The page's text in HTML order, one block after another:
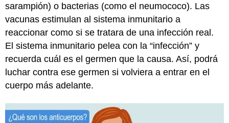
sarampión) o bacterias (como el neumococo). Las
vacunas estimulan al sistema inmunitario a
reaccionar como si se tratara de una infección real.
El sistema inmunitario pelea con la “infección” y
recuerda cuál es el germen que la causa. Así, podrá
luchar contra ese germen si volviera a entrar en el
cuerpo más adelante.